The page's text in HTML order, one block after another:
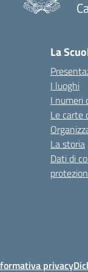
La
I luoghi
I numeri
Le carte
La storia
Dati di
privacy